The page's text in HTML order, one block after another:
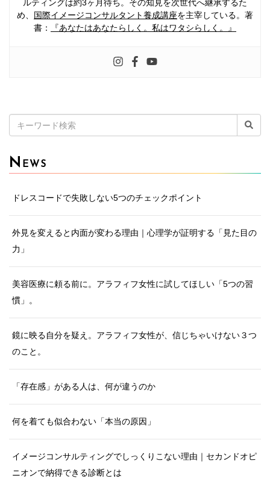
ルティングは約3ヶ月待ち。その知見を次世代へ継承するた
め、 国際イメージコンサルタント養成講座を主宰している。著
書：
『あなたはあなたらしく。私はワタシらしく。』
索:
N EWS
ドレスコードで失敗しない5つのチェックポイント
外見を変えると内面が変わる理由｜心理学が証明する「見た目の
力」
美容医療に頼る前に。アラフィフ女性に試してほしい「5つの習
慣」。
鏡に映る自分を疑え。アラフィフ女性が、信じちゃいけない３つ
のこと。
「存在感」がある人は、何が違うのか
何を着ても似合わない「本当の原因」
イメージコンサルティングでしっくりこない理由｜セカンドオピ
ニオンで納得できる診断とは